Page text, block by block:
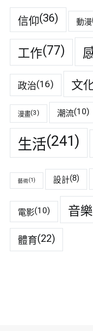
信仰(36) 動漫
工作(77)
政治(16) 文
漫畫(3) 潮流(10)
生活(241)
藝術(1) 設計(8)
電影(10) 音樂
體育(22)